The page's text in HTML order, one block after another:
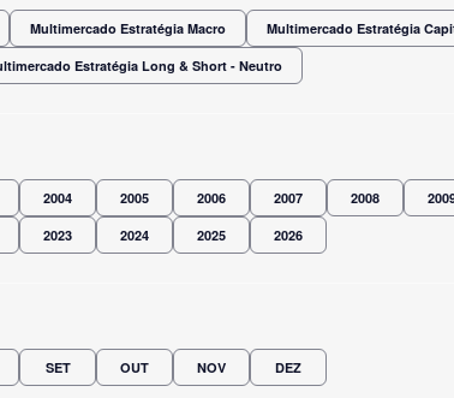
Multimercado Estratégia Macro Multimercado Estratégia
Estratégia Long & Short - Neutro
2004 2005 2006 2007 2008
2023 2024 2025 2026
SET OUT NOV DEZ